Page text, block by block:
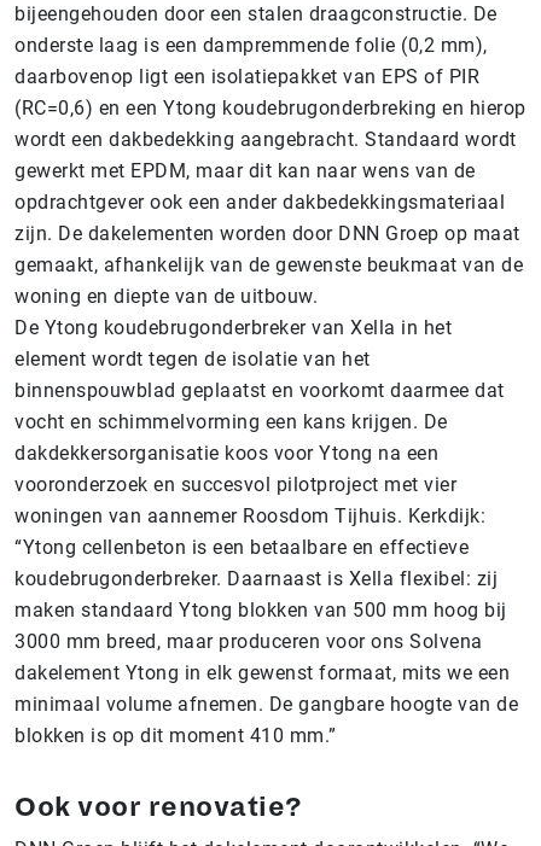
bijeengehouden door een stalen draagconstructie. De
onderste laag is een dampremmende folie (0,2 mm),
daarbovenop ligt een isolatiepakket van EPS of PIR
(RC=0,6) en een Ytong koudebrugonderbreking en hierop
wordt een dakbedekking aangebracht. Standaard wordt
gewerkt met EPDM, maar dit kan naar wens van de
opdrachtgever ook een ander dakbedekkingsmateriaal
zijn. De dakelementen worden door DNN Groep op maat
gemaakt, afhankelijk van de gewenste beukmaat van de
woning en diepte van de uitbouw.
De Ytong koudebrugonderbreker van Xella in het
element wordt tegen de isolatie van het
binnenspouwblad geplaatst en voorkomt daarmee dat
vocht en schimmelvorming een kans krijgen. De
dakdekkersorganisatie koos voor Ytong na een
vooronderzoek en succesvol pilotproject met vier
woningen van aannemer Roosdom Tijhuis. Kerkdijk:
“Ytong cellenbeton is een betaalbare en effectieve
koudebrugonderbreker. Daarnaast is Xella flexibel: zij
maken standaard Ytong blokken van 500 mm hoog bij
3000 mm breed, maar produceren voor ons Solvena
dakelement Ytong in elk gewenst formaat, mits we een
minimaal volume afnemen. De gangbare hoogte van de
blokken is op dit moment 410 mm.”
Ook voor renovatie?